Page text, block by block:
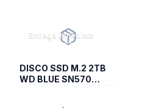
Entrega inmediata
DISCO SSD M.2 2TB
WD BLUE SN570